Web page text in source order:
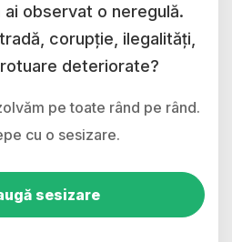
observat o neregulă.
corupție, ilegalități,
deteriorate?
pe toate rând pe rând.
cu o sesizare.
sesizare